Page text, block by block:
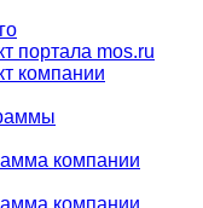
портала mos.ru
компании
компании
компании